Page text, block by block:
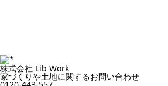
株式会社 Lib Work
家づくりや土地に関するお問い合わせ